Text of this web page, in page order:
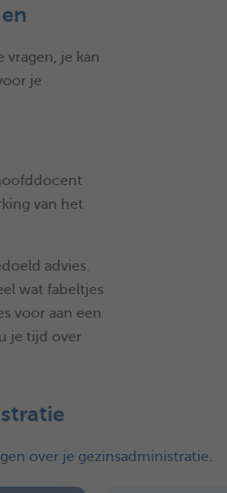
vragen, je kan
je
van het
advies.
wat fabeltjes
voor aan een
je tijd over
over je gezinsadministratie.